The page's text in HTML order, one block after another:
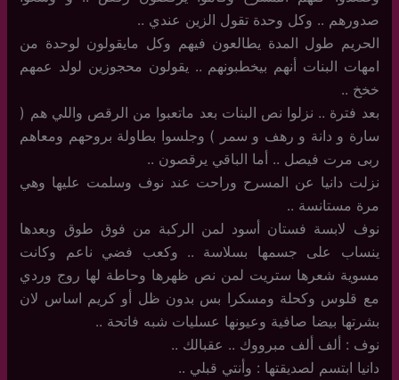
صدورهم .. وكل وحدة تقول الزين عندي ..
الحريم طول المدة يطالعون فيهم وكل مايقولون لوحدة من
امهات البنات أنهم بيخطبونهم .. يقولون محجوزين لولد عمهم
خخخ ..
بعد فترة .. نزلوا نص البنات بعد ماتعبوا من الرقص واللي هم (
سارة و دانة و رهف و سمر ) وجلسوا بطاولة بروحهم ومعاهم
ربى مرت فيصل .. أما الباقي يرقصون ..
نزلت دانيا عن المسرح وراحت عند نوف وسلمت عليها وهي
مرة مستانسة ..
نوف لابسة فستان أسود لمن الركبة من فوق طوق وبعدها
ينساب على جسمها بسلاسة .. وكعب فضي ناعم وكانت
مسوية شعرها ستريت لمن نص ظهرها وحاطة لها روج وردي
مع قلوس وكحلة ومسكرا بس بدون ظل أو كريم اساس لان
بشرتها بيضا صافية وعيونها عسليات شبه فاتحة ..
نوف : ألف ألف مبرووك .. عقبالك ..
دانيا ابتسم لصديقتها : وأنتي قبلي ..